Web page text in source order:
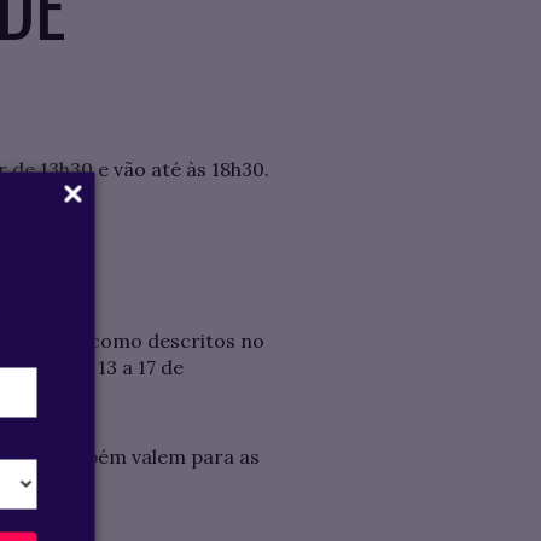
13h30 e vão até às 18h30.
como descritos no
de 13 a 17 de
também valem para as